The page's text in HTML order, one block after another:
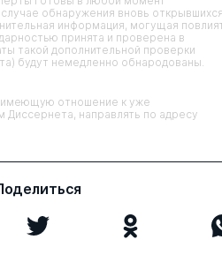
обнаружения вновь
информация, могущая
принята и проверена в
такой дополнительной проверки
будут немедленно обнародованы.
отношение к уже
Диссернета, направлять по адресу